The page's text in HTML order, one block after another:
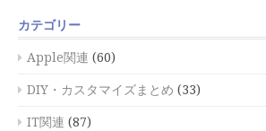
カテゴリー
Apple関連 (60)
DIY・カスタマイズまとめ (33)
IT関連 (87)